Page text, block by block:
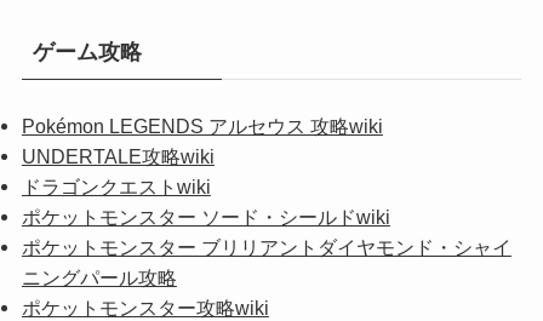
ゲーム攻略
Pokémon LEGENDS アルセウス 攻略wiki
UNDERTALE攻略wiki
ドラゴンクエストwiki
ポケットモンスター ソード・シールドwiki
ポケットモンスター ブリリアントダイヤモンド・シャイ
ニングパール攻略
ポケットモンスター攻略wiki